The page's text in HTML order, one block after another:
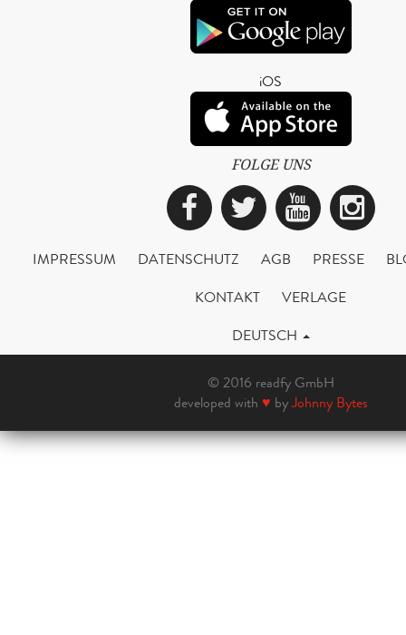
iOS
FOLGE UNS
Facebook
Twitter
IMPRESSUM DATENSCHUTZ AGB PRESSE
KONTAKT
VERLAGE
DEUTSCH
© 2016 readfy GmbH
developed with ♥ byJohnny Bytes